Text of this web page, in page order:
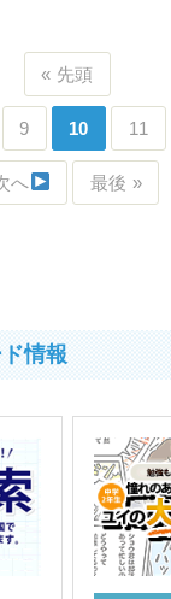
« 先頭
9 10 11
へ 最後 »
情報